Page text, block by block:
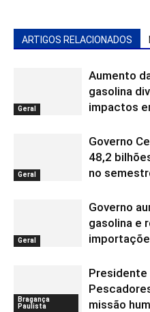
ARTIGOS RELACIONADOS
Geral
Aumento
gasolina
impactos
Geral
Governo
48,2
no
Geral
Governo
gasolina e
Bragança
Paulista
Presidente
missão